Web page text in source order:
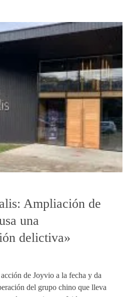
Ampliación de
una
delictiva»
de Joyvio a la fecha y da
del grupo chino que lleva